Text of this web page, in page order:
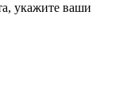
укажите ваши